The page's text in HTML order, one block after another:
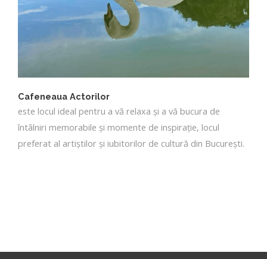
Cafeneaua Actorilor
este locul ideal pentru a vă relaxa și a vă bucura de
întâlniri memorabile și momente de inspirație, locul
preferat al artiștilor și iubitorilor de cultură din București.